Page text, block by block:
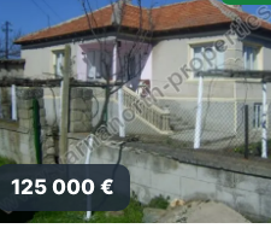
125 000 €